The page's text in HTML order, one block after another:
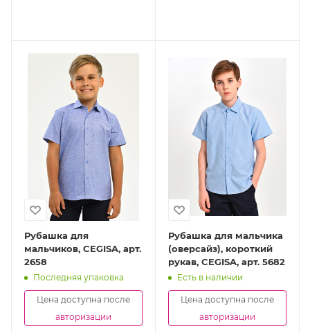
Рубашка для
мальчиков, CEGISA, арт.
2658
Последняя упаковка
Цена доступна после
авторизации
Рубашка для мальчика
(оверсайз), короткий
рукав, CEGISA, арт. 5682
Есть в наличии
Цена доступна после
авторизации